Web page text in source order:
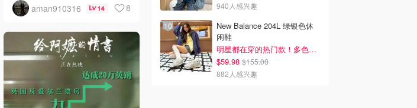
aman910316 14 8
940人感兴趣
New Balance 204L 绿银色休
闲鞋
明星都在穿的热门款！多色可选 3.8折
$59.98 $155.00
882人感兴趣